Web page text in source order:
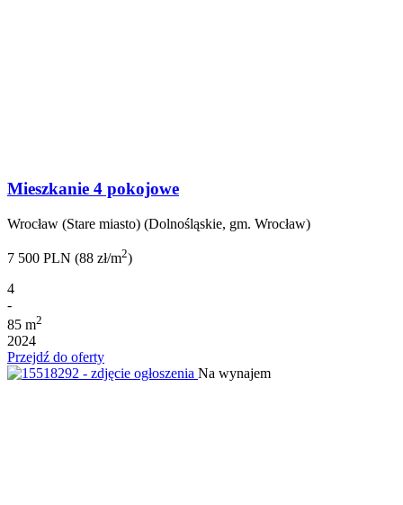
Mieszkanie 4 pokojowe
Wrocław (Stare miasto) (Dolnośląskie, gm. Wrocław)
7 500 PLN (88 zł/m2)
4
-
85 m2
2024
Przejdź do oferty
Na wynajem